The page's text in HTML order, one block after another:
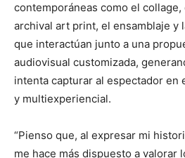
contemporáneas como el
archival art print, el ensamblaje y
que interactúan junto a una
audiovisual customizada,
intenta capturar al espectador
y multiexperiencial.
“Pienso que, al expresar mi
me hace más dispuesto a valorar